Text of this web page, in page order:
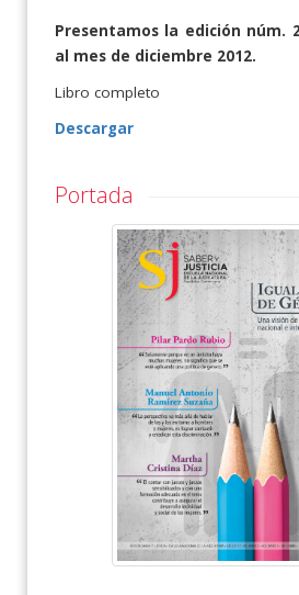
Presentamos la edición núm.
al mes de diciembre 2012.
Libro completo
Descargar
Portada